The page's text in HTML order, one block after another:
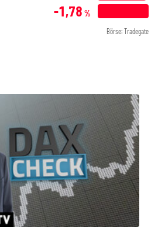
-1,78 %
Börse: Tradegate